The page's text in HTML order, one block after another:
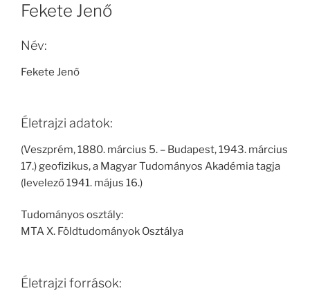
Fekete Jenő
Név:
Fekete Jenő
Életrajzi adatok:
(Veszprém, 1880. március 5. – Budapest, 1943. március
17.) geofizikus, a Magyar Tudományos Akadémia tagja
(levelező 1941. május 16.)
Tudományos osztály:
MTA X. Földtudományok Osztálya
Életrajzi források: